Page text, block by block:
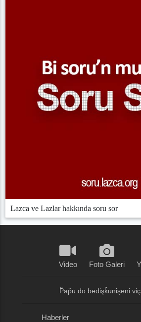
Lazca ve Lazlar hakkında soru sor
Video Foto Galeri
P̌ap̌u do bedişǩunişeni
Haberler